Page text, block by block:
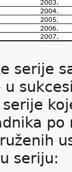
serije
seriju: